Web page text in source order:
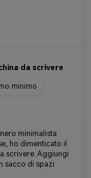
da scrivere
minimo
minimalista
ho dimenticato il
scrivere. Aggiungi
sacco di spazi